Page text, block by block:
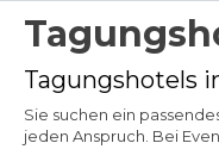
Tagungshotels
Sie suchen ein
jeden Anspruch. Bei